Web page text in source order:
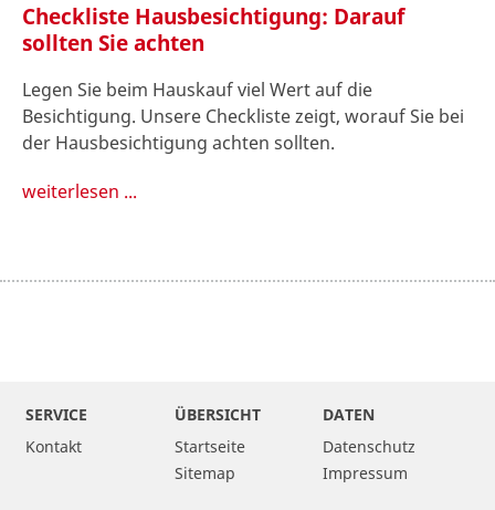
Checkliste Hausbesichtigung: Darauf
sollten Sie achten
Legen Sie beim Hauskauf viel Wert auf die
Besichtigung. Unsere Checkliste zeigt, worauf Sie bei
der Hausbesichtigung achten sollten.
weiterlesen ...
SERVICE
Kontakt
ÜBERSICHT
Startseite
Sitemap
DATEN
Datenschutz
Impressum